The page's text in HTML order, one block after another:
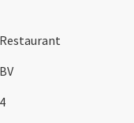
Restaurant
BV
4